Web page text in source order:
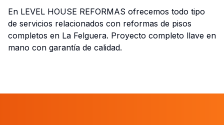
En LEVEL HOUSE REFORMAS ofrecemos todo tipo
de servicios relacionados con reformas de pisos
completos en La Felguera. Proyecto completo llave en
mano con garantía de calidad.